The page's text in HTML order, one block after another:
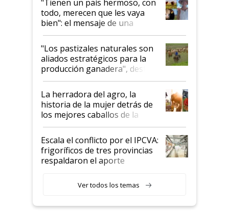
"Tienen un país hermoso, con
todo, merecen que les vaya
bien": el mensaje de una
ganadera uruguaya sobre las
oportunidades que se abren
para el agro en Argentina, con
foco en la carne
"Los pastizales naturales son
aliados estratégicos para la
producción ganadera", destaca
la iniciativa que ya reúne a 46
establecimientos en Argentina
La herradora del agro, la
historia de la mujer detrás de
los mejores caballos de la
Argentina y los mitos que
todavía hacen sufrir a estos
animales: "Mientras me
descalificaban, yo seguí
haciendo currículum"
Escala el conflicto por el IPCVA:
frigoríficos de tres provincias
respaldaron el aporte
Ver todos los temas